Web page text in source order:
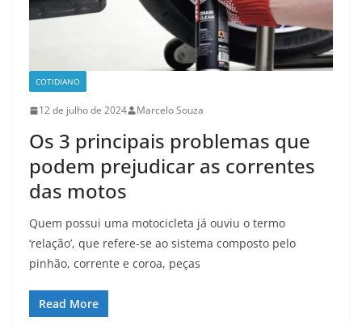
COTIDIANO
12 de julho de 2024 Marcelo Souza
Os 3 principais problemas que
podem prejudicar as correntes
das motos
Quem possui uma motocicleta já ouviu o termo
‘relação’, que refere-se ao sistema composto pelo
pinhão, corrente e coroa, peças
Read More